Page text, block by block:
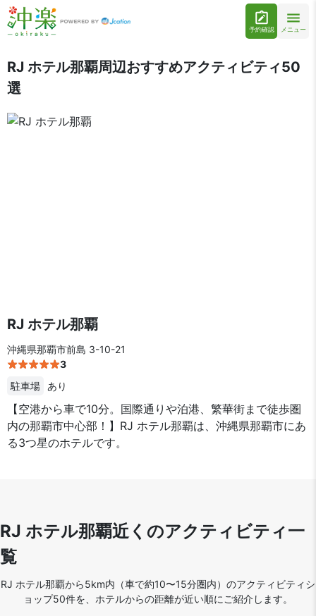
予約確認 メニュー
RJ ホテル那覇周辺おすすめアクティビティ50
選
RJ ホテル那覇
沖縄県那覇市前島 3-10-21
3
駐車場
あり
【空港から車で10分。国際通りや泊港、繁華街まで徒歩圏
内の那覇市中心部！】RJ ホテル那覇は、沖縄県那覇市にあ
る3つ星のホテルです。
RJ ホテル那覇近くのアクティビティ一
覧
RJ ホテル那覇から5km内（車で約10〜15分圏内）のアクティビティシ
ョップ50件を、ホテルからの距離が近い順にご紹介します。